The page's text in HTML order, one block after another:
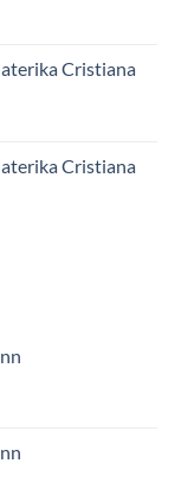
Cristiana
Cristiana